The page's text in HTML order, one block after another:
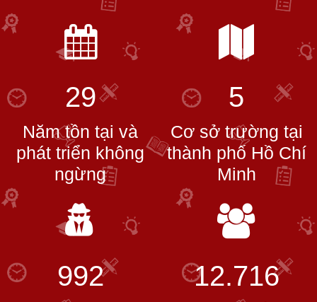
29
Năm tồn tại và
phát triển không
ngừng
5
Cơ sở trường tại
thành phố Hồ Chí
Minh
992 12.716